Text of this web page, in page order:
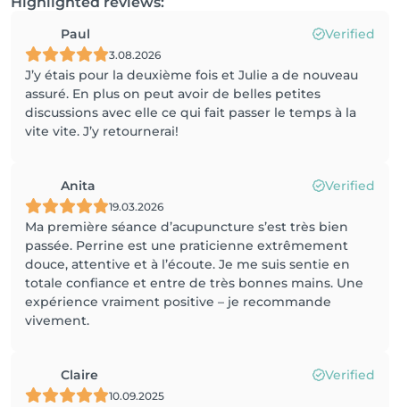
Paul Verified
3.08.2026
J’y étais pour la deuxième fois et Julie a de nouveau
assuré. En plus on peut avoir de belles petites
discussions avec elle ce qui fait passer le temps à la
vite vite. J’y retournerai!
Anita Verified
19.03.2026
Ma première séance d’acupuncture s’est très bien
passée. Perrine est une praticienne extrêmement
douce, attentive et à l’écoute. Je me suis sentie en
totale confiance et entre de très bonnes mains. Une
expérience vraiment positive – je recommande
vivement.
Claire Verified
10.09.2025